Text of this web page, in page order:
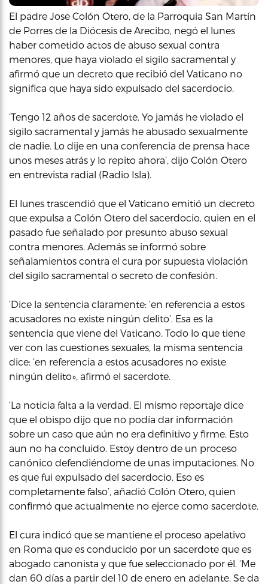
El padre Jose Colón Otero, de la Parroquia San Martín
de Porres de la Diócesis de Arecibo, negó el lunes
haber cometido actos de abuso sexual contra
menores, que haya violado el sigilo sacramental y
afirmó que un decreto que recibió del Vaticano no
significa que haya sido expulsado del sacerdocio.
‘Tengo 12 años de sacerdote. Yo jamás he violado el
sigilo sacramental y jamás he abusado sexualmente
de nadie. Lo dije en una conferencia de prensa hace
unos meses atrás y lo repito ahora’, dijo Colón Otero
en entrevista radial (Radio Isla).
El lunes trascendió que el Vaticano emitió un decreto
que expulsa a Colón Otero del sacerdocio, quien en el
pasado fue señalado por presunto abuso sexual
contra menores. Además se informó sobre
señalamientos contra el cura por supuesta violación
del sigilo sacramental o secreto de confesión.
‘Dice la sentencia claramente: ‘en referencia a estos
acusadores no existe ningún delito’. Esa es la
sentencia que viene del Vaticano. Todo lo que tiene
ver con las cuestiones sexuales, la misma sentencia
dice: ‘en referencia a estos acusadores no existe
ningún delito», afirmó el sacerdote.
‘La noticia falta a la verdad. El mismo reportaje dice
que el obispo dijo que no podía dar información
sobre un caso que aún no era definitivo y firme. Esto
aun no ha concluido. Estoy dentro de un proceso
canónico defendiéndome de unas imputaciones. No
es que fui expulsado del sacerdocio. Eso es
completamente falso’, añadió Colón Otero, quien
confirmó que actualmente no ejerce como sacerdote.
El cura indicó que se mantiene el proceso apelativo
en Roma que es conducido por un sacerdote que es
abogado canonista y que fue seleccionado por él. ‘Me
dan 60 días a partir del 10 de enero en adelante. Se da